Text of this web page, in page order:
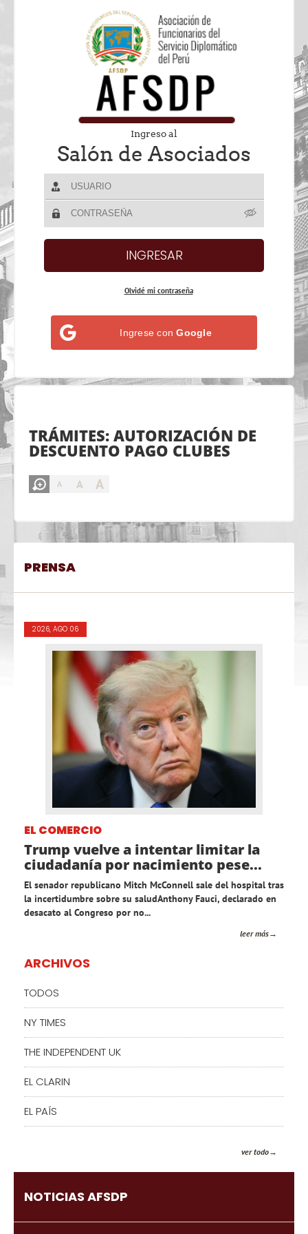
Ingreso al
Salón de Asociados
Olvidé mi contraseña
Ingrese conGoogle
TRÁMITES: AUTORIZACIÓN DE
DESCUENTO PAGO CLUBES
A A A
PRENSA
2026, AGO 06
EL COMERCIO
Trump vuelve a intentar limitar la
ciudadanía por nacimiento pese...
El senador republicano Mitch McConnell sale del hospital tras
la incertidumbre sobre su saludAnthony Fauci, declarado en
desacato al Congreso por no...
leer más
ARCHIVOS
TODOS
NY TIMES
THE INDEPENDENT UK
EL CLARIN
EL PAÍS
ver todo
NOTICIAS AFSDP